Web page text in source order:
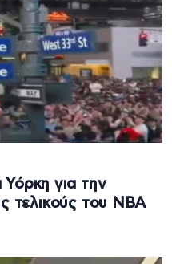
για την
τελικούς του ΝΒΑ